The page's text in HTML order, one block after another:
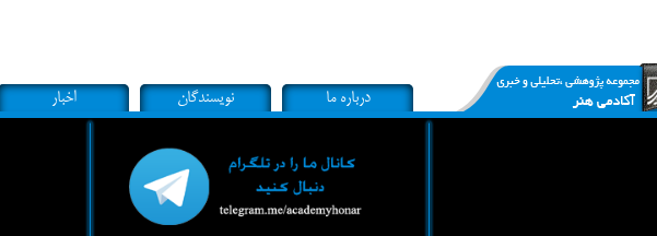
درباره ما نویسندگان اخبار